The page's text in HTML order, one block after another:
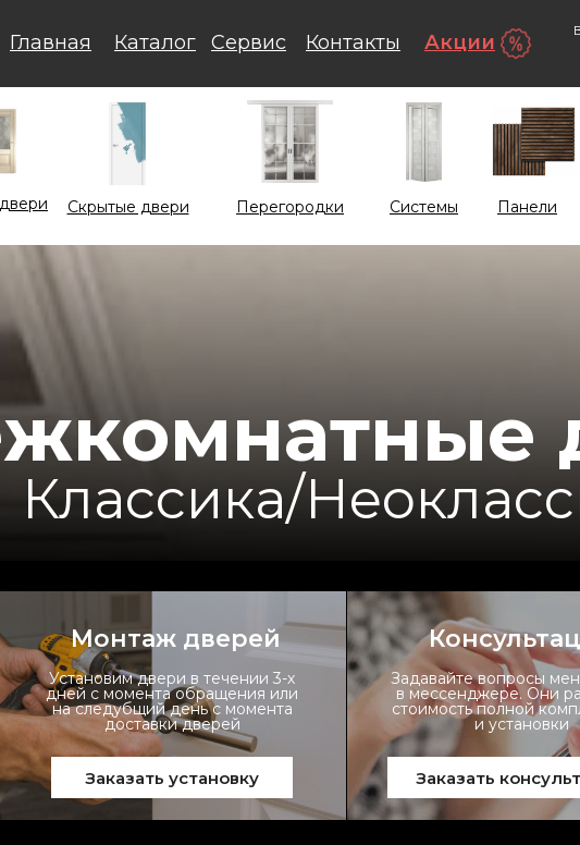
Каталог
Главная Контакты
Сервис Акции
Системы Панели
Перегородки
Cкрытые двери
Классика/
Монтаж дверей
Установим двери в течении 3-х
дней с момента обращения или
на следубщий день с момента
доставки дверей
Задавайте вопросы
в мессенджере. Они
стоимость полной
и установки
Заказать
Заказать установку